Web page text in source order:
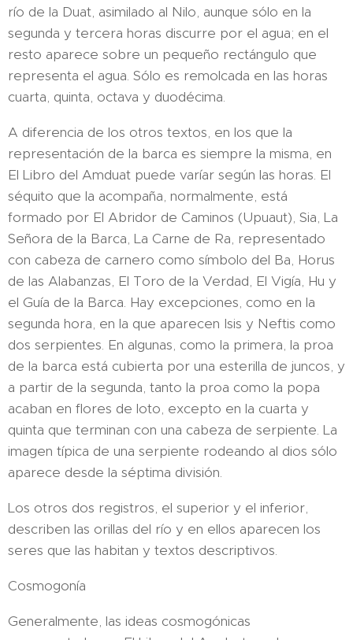
río de la Duat, asimilado al Nilo, aunque sólo en la
segunda y tercera horas discurre por el agua; en el
resto aparece sobre un pequeño rectángulo que
representa el agua. Sólo es remolcada en las horas
cuarta, quinta, octava y duodécima.
A diferencia de los otros textos, en los que la
representación de la barca es siempre la misma, en
El Libro del Amduat puede varíar según las horas. El
séquito que la acompaña, normalmente, está
formado por El Abridor de Caminos (Upuaut), Sia, La
Señora de la Barca, La Carne de Ra, representado
con cabeza de carnero como símbolo del Ba, Horus
de las Alabanzas, El Toro de la Verdad, El Vigía, Hu y
el Guía de la Barca. Hay excepciones, como en la
segunda hora, en la que aparecen Isis y Neftis como
dos serpientes. En algunas, como la primera, la proa
de la barca está cubierta por una esterilla de juncos, y
a partir de la segunda, tanto la proa como la popa
acaban en flores de loto, excepto en la cuarta y
quinta que terminan con una cabeza de serpiente. La
imagen típica de una serpiente rodeando al dios sólo
aparece desde la séptima división.
Los otros dos registros, el superior y el inferior,
describen las orillas del río y en ellos aparecen los
seres que las habitan y textos descriptivos.
Cosmogonía
Generalmente, las ideas cosmogónicas